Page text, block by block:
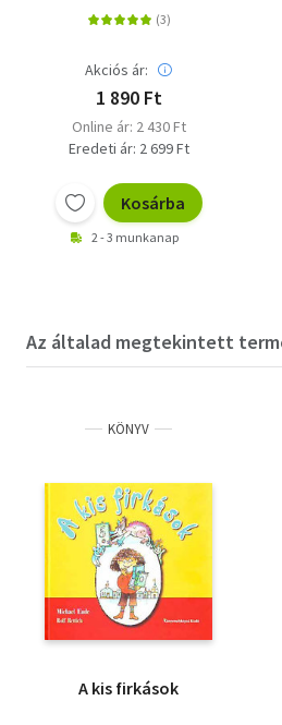
Akciós ár:
1 890 Ft
Online ár: 2 430 Ft
Eredeti ár: 2 699 Ft
Kosárba
2 - 3 munkanap
Az általad megtekintett
KÖNYV
A kis firkások